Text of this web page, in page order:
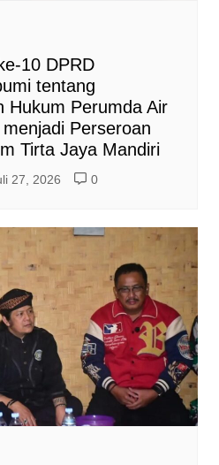
10 DPRD
tentang
Hukum Perumda Air
Perseroan
Tirta Jaya Mandiri
27, 2026 0